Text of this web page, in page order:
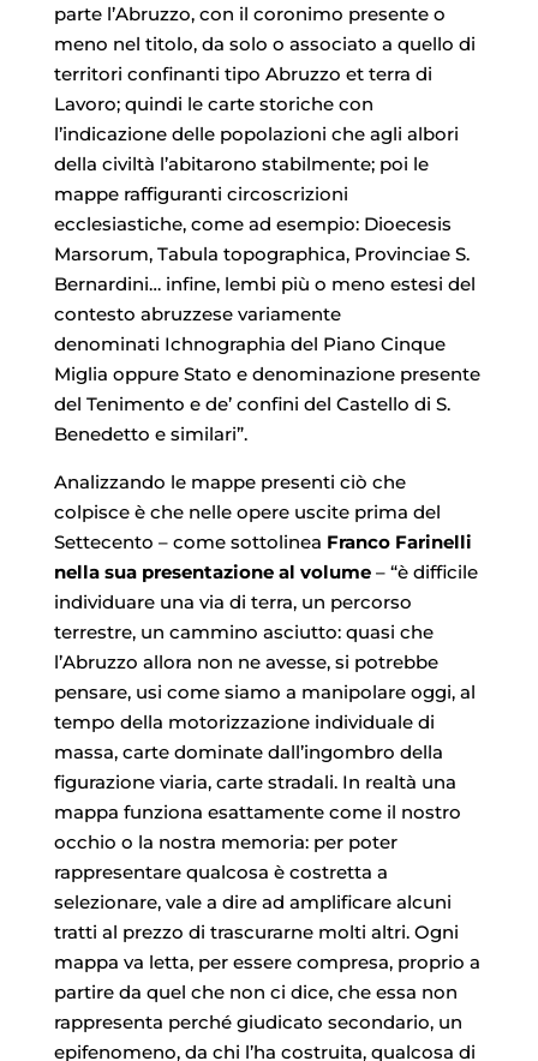
parte l’Abruzzo, con il coronimo presente o
meno nel titolo, da solo o associato a quello di
territori confinanti tipo Abruzzo et terra di
Lavoro; quindi le carte storiche con
l’indicazione delle popolazioni che agli albori
della civiltà l’abitarono stabilmente; poi le
mappe raffiguranti circoscrizioni
ecclesiastiche, come ad esempio: Dioecesis
Marsorum, Tabula topographica, Provinciae S.
Bernardini… infine, lembi più o meno estesi del
contesto abruzzese variamente
denominati Ichnographia del Piano Cinque
Miglia oppure Stato e denominazione presente
del Tenimento e de’ confini del Castello di S.
Benedetto e similari”.
Analizzando le mappe presenti ciò che
colpisce è che nelle opere uscite prima del
Settecento – come sottolinea Franco Farinelli
nella sua presentazione al volume– “è difficile
individuare una via di terra, un percorso
terrestre, un cammino asciutto: quasi che
l’Abruzzo allora non ne avesse, si potrebbe
pensare, usi come siamo a manipolare oggi, al
tempo della motorizzazione individuale di
massa, carte dominate dall’ingombro della
figurazione viaria, carte stradali. In realtà una
mappa funziona esattamente come il nostro
occhio o la nostra memoria: per poter
rappresentare qualcosa è costretta a
selezionare, vale a dire ad amplificare alcuni
tratti al prezzo di trascurarne molti altri. Ogni
mappa va letta, per essere compresa, proprio a
partire da quel che non ci dice, che essa non
rappresenta perché giudicato secondario, un
epifenomeno, da chi l’ha costruita, qualcosa di